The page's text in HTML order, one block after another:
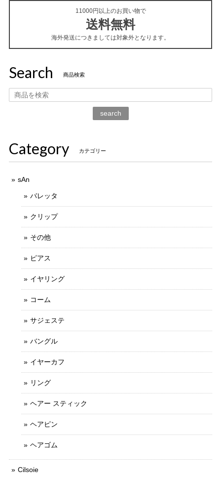
11000円以上のお買い物で
送料無料
海外発送につきましては対象外となります。
Search 商品検索
search
Category カテゴリー
sAn
バレッタ
クリップ
その他
ピアス
イヤリング
コーム
サジェステ
バングル
イヤーカフ
リング
ヘアー スティック
ヘアピン
ヘアゴム
Cilsoie